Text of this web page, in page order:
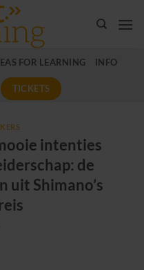
FOR LEARNING INFO
TICKETS
intenties
de
uit Shimano’s